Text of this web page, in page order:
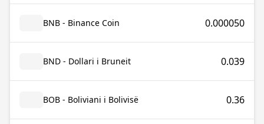
BNB - Binance Coin 0.000050
BND - Dollari i Bruneit 0.039
BOB - Boliviani i Bolivisë 0.36